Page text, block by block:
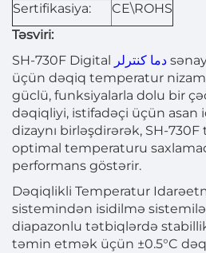
Sertifikasiya:
CE\ROHS
Təsviri:
SH-730F Digital
üçün dəqiq temperatur
güclü, funksiyalarla dolu bir
dəqiqliyi, istifadəçi üçün asan
dizaynı birləşdirərək, SH-
optimal temperaturu
performans göstərir.
Dəqiqlikli Temperatur
sistemindən isidilmə
diapazonlu tətbiqlərdə
təmin etmək üçün ±0.5°C